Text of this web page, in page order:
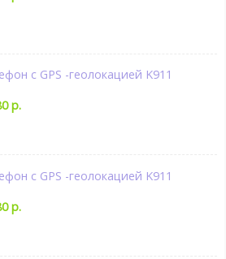
с GPS -геолокацией K911
р.
с GPS -геолокацией K911
р.